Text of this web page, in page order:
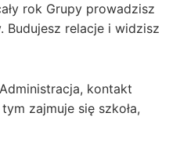
rok Grupy prowadzisz
Budujesz relacje i widzisz
Administracja, kontakt
zajmuje się szkoła,